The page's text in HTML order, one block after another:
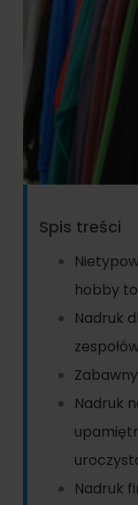
Spis treści
hobby
Nadruk
Nadruk
Nadruk